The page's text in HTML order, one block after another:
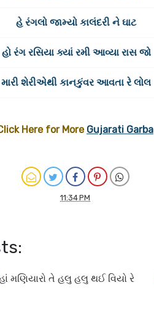
હે રંગલો જામ્યો કાલંદરી ને ઘાટ
હો રંગ રસિયા ક્યાં રમી આવ્યા રાસ જો
મારી શેરીએથી કાનકુંવર આવતા રે લોલ
Here for More Gujarati Garba
11:34 PM